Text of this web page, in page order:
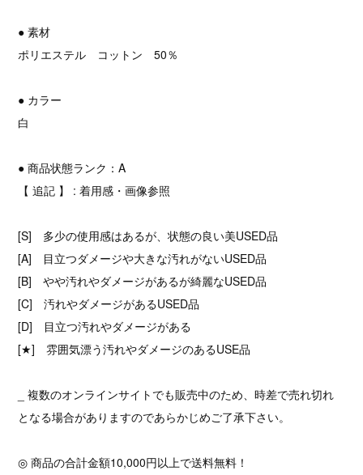
● 素材
ポリエステル コットン 50％
● カラー
白
● 商品状態ランク：A
【 追記 】 : 着用感・画像参照
[S] 多少の使用感はあるが、状態の良い美USED品
[A] 目立つダメージや大きな汚れがないUSED品
[B] やや汚れやダメージがあるが綺麗なUSED品
[C] 汚れやダメージがあるUSED品
[D] 目立つ汚れやダメージがある
[★] 雰囲気漂う汚れやダメージのあるUSE品
_ 複数のオンラインサイトでも販売中のため、時差で売れ切れ
となる場合がありますのであらかじめご了承下さい。
◎ 商品の合計金額10,000円以上で送料無料！